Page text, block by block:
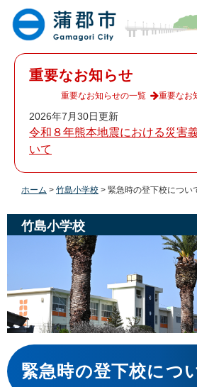
重要なお知らせ
2026年7月30日更新
令和８年熊本地震における災害
いて
重要なお知らせの一覧 重要なお
ホーム > 竹島小学校 > 緊急時の登下校につい
竹島小学校
本
文
緊急時の登下校につ